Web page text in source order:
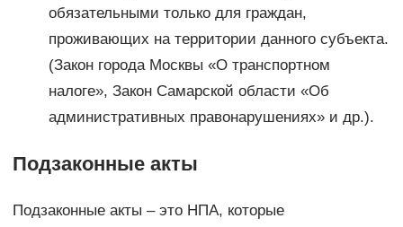
обязательными только для граждан,
проживающих на территории данного субъекта.
(Закон города Москвы «О транспортном
налоге», Закон Самарской области «Об
административных правонарушениях» и др.).
Подзаконные акты
Подзаконные акты – это НПА, которые